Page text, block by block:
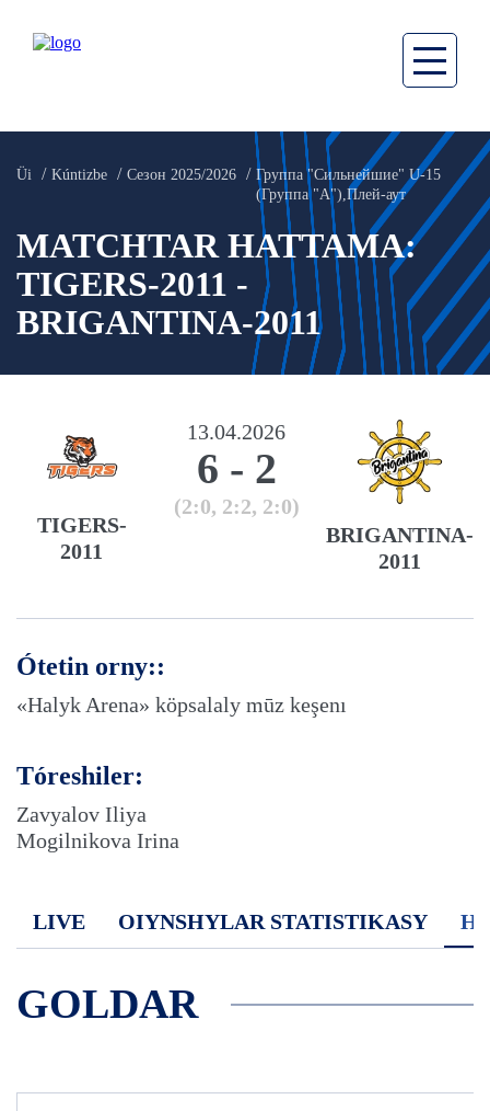
Üi Kúntizbe Сезон 2025/2026
Группа "Сильнейшие" U-15
(Группа "А"),Плей-аут
MATCHTAR HATTAMA:
TIGERS-2011 -
BRIGANTINA-2011
TIGERS-
2011
13.04.2026
6 - 2
(2:0, 2:2, 2:0)
BRIGANTINA-
2011
Ótetin orny::
«Halyk Arena» köpsalaly mūz keşenı
Tóreshiler:
Zavyalov Iliya
Mogilnikova Irina
LIVE OIYNSHYLAR STATISTIKASY
GOLDAR